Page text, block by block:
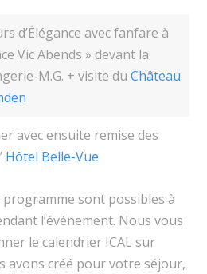
d’Élégance avec fanfare à
Vic Abends » devant la
M.G. + visite du Château
avec ensuite remise des
Hôtel Belle-Vue
programme sont possibles à
l’événement. Nous vous
le calendrier ICAL sur
avons créé pour votre séjour,